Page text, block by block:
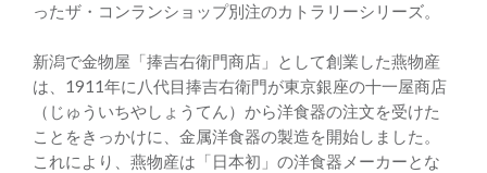
ったザ・コンランショップ別注のカトラリーシリーズ。
新潟で金物屋「捧吉右衛門商店」として創業した燕物産
は、1911年に八代目捧吉右衛門が東京銀座の十一屋商店
（じゅういちやしょうてん）から洋食器の注文を受けた
ことをきっかけに、金属洋食器の製造を開始しました。
これにより、燕物産は「日本初」の洋食器メーカーとな